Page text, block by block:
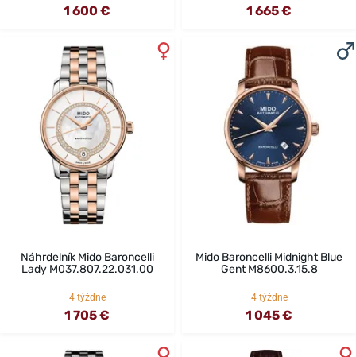
1 600 € 1 665 €
Náhrdelník Mido Baroncelli
Lady M037.807.22.031.00
4 týždne
1 705 €
Mido Baroncelli Midnight Blue
Gent M8600.3.15.8
4 týždne
1 045 €